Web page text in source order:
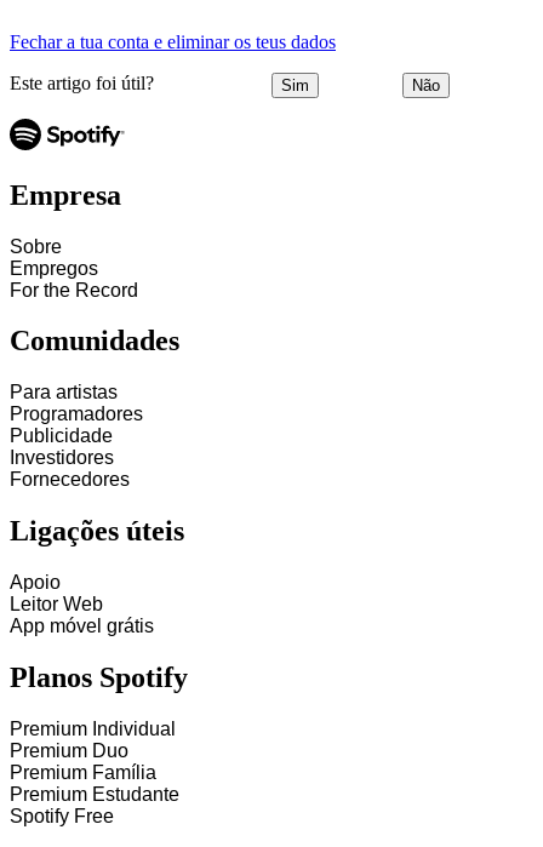
Fechar a tua conta e eliminar os teus dados
Este artigo foi útil? Sim Não
Empresa
Sobre
Empregos
For the Record
Comunidades
Para artistas
Programadores
Publicidade
Investidores
Fornecedores
Ligações úteis
Apoio
Leitor Web
App móvel grátis
Planos Spotify
Premium Individual
Premium Duo
Premium Família
Premium Estudante
Spotify Free